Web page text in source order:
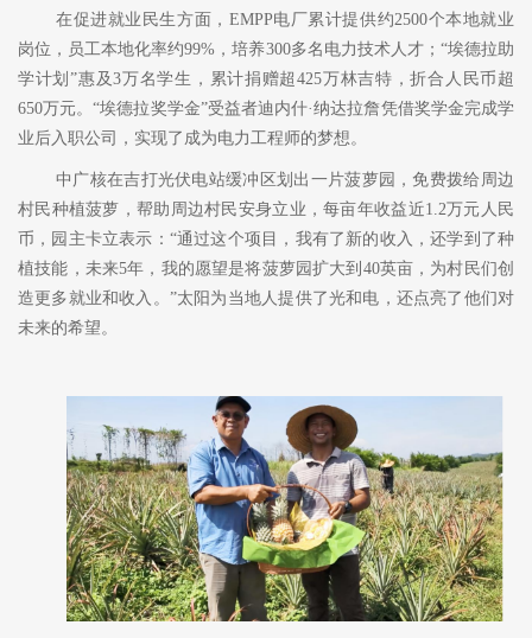
在促进就业民生方面， EMPP电厂累计提供约2500个本地就业
岗位，员工本地化率约99%，培养300多名电力技术人才；“埃德拉助
学计划”惠及3万名学生，累计捐赠超425万林吉特，折合人民币超
650万元。“埃德拉奖学金”受益者迪内什·纳达拉詹凭借奖学金完成学
业后入职公司，实现了成为电力工程师的梦想。
中广核在吉打光伏电站缓冲区划出一片菠萝园，免费拨给周边
村民种植菠萝，帮助周边村民安身立业，每亩年收益近1.2万元人民
币，园主卡立表示：“通过这个项目，我有了新的收入，还学到了种
植技能，未来5年，我的愿望是将菠萝园扩大到40英亩，为村民们创
造更多就业和收入。”太阳为当地人提供了光和电，还点亮了他们对
未来的希望。